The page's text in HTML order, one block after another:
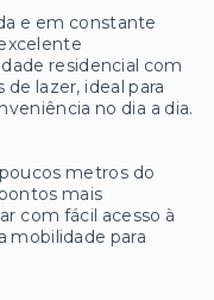
e em constante
residencial com
lazer, ideal para
no dia a dia.
metros do
mais
com fácil acesso à
mobilidade para